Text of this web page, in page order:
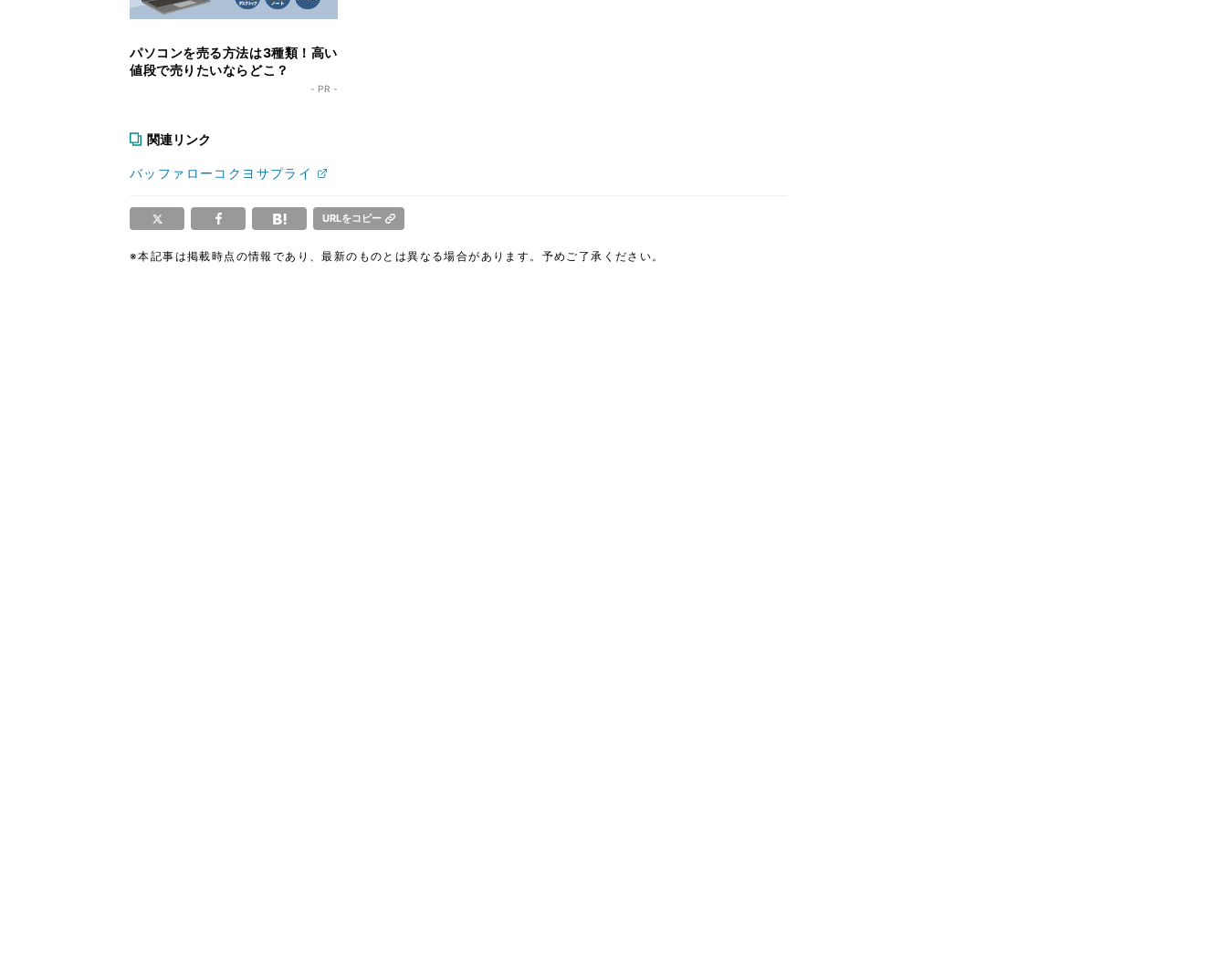
パソコンを売る方法は3種類！高い
値段で売りたいならどこ？
- PR -
関連リンク
バッファローコクヨサプライ
URLをコピー
※本記事は掲載時点の情報であり、最新のものとは異なる場合があります。予めご了承ください。